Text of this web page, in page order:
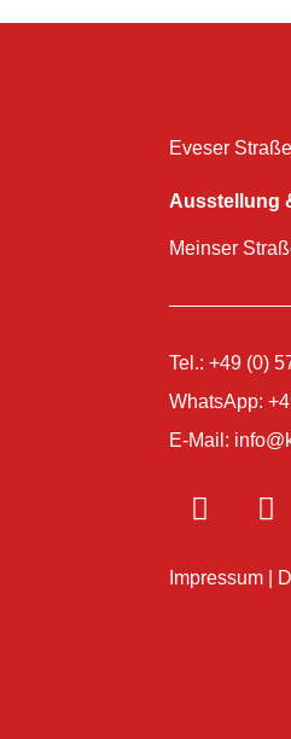
Eveser
Ausstellung
Meinser
Tel.: +49 (0)
WhatsApp:
E-Mail:
Impressum